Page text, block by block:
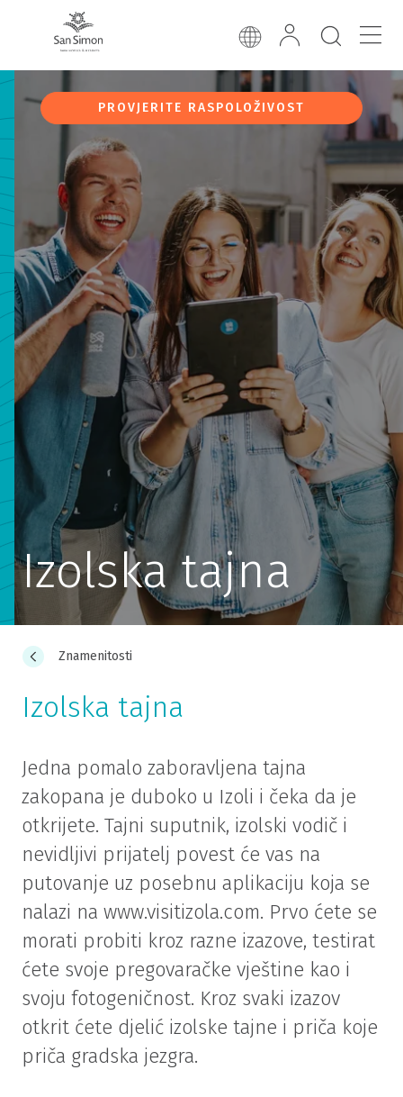
PROVJERITE RASPOLOŽIVOST
Izolska tajna
Znamenitosti
Izolska tajna
Jedna pomalo zaboravljena tajna
zakopana je duboko u Izoli i čeka da je
otkrijete. Tajni suputnik, izolski vodič i
nevidljivi prijatelj povest će vas na
putovanje uz posebnu aplikaciju koja se
nalazi na www.visitizola.com. Prvo ćete se
morati probiti kroz razne izazove, testirat
ćete svoje pregovaračke vještine kao i
svoju fotogeničnost. Kroz svaki izazov
otkrit ćete djelić izolske tajne i priča koje
priča gradska jezgra.